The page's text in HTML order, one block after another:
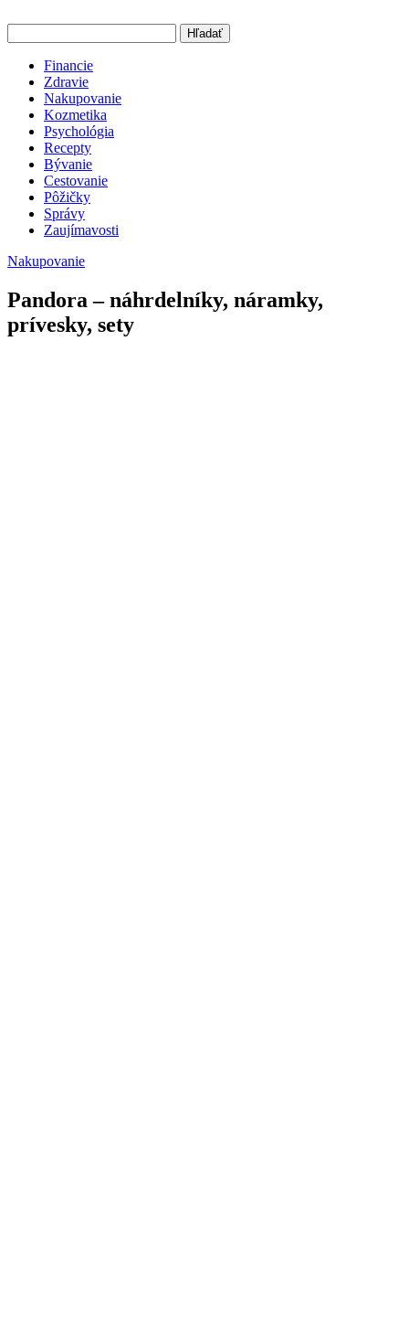
Hľadať
Financie
Zdravie
Nakupovanie
Kozmetika
Psychológia
Recepty
Bývanie
Cestovanie
Pôžičky
Správy
Zaujímavosti
Nakupovanie
Pandora – náhrdelníky, náramky,
prívesky, sety